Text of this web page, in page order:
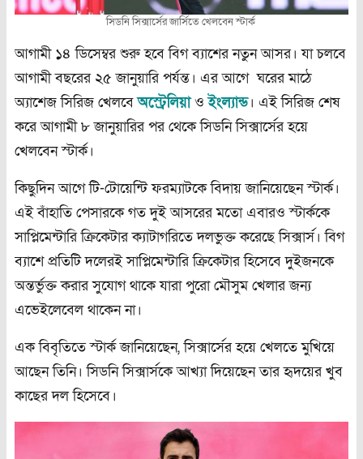
সিডনি সিক্সার্সের জার্সিতে খেলবেন স্টার্ক
আগামী ১৪ ডিসেম্বর শুরু হবে বিগ ব্যাশের নতুন আসর। যা চলবে
আগামী বছরের ২৫ জানুয়ারি পর্যন্ত। এর আগে ঘরের মাঠে
অ্যাশেজ সিরিজ খেলবেঅস্ট্রেলিয়াওইংল্যান্ড। এই সিরিজ শেষ
করে আগামী ৮ জানুয়ারির পর থেকে সিডনি সিক্সার্সের হয়ে
খেলবেন স্টার্ক।
কিছুদিন আগে টি-টোয়েন্টি ফরম্যাটকে বিদায় জানিয়েছেন স্টার্ক।
এই বাঁহাতি পেসারকে গত দুই আসরের মতো এবারও স্টার্ককে
সাপ্লিমেন্টারি ক্রিকেটার ক্যাটাগরিতে দলভুক্ত করেছে সিক্সার্স। বিগ
ব্যাশে প্রতিটি দলেরই সাপ্লিমেন্টারি ক্রিকেটার হিসেবে দুইজনকে
অন্তর্ভুক্ত করার সুযোগ থাকে যারা পুরো মৌসুম খেলার জন্য
এভেইলেবেল থাকেন না।
এক বিবৃতিতে স্টার্ক জানিয়েছেন, সিক্সার্সের হয়ে খেলতে মুখিয়ে
আছেন তিনি। সিডনি সিক্সার্সকে আখ্যা দিয়েছেন তার হৃদয়ের খুব
কাছের দল হিসেবে।